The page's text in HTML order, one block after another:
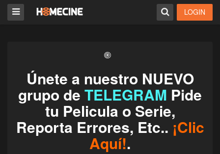
LOGIN
Únete a nuestro NUEVO
grupo de TELEGRAM Pide
tu Pelicula o Serie,
Reporta Errores, Etc.. ¡Clic
Aquí!.